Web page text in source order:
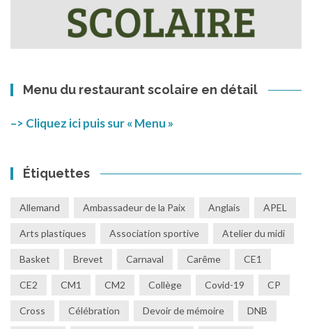
Menu du restaurant scolaire en détail
–> Cliquez ici puis sur « Menu »
Étiquettes
Allemand Ambassadeur de la Paix Anglais APEL
Arts plastiques Association sportive Atelier du midi
Basket Brevet Carnaval Carême CE1
CE2 CM1 CM2 Collège Covid-19 CP
Cross Célébration Devoir de mémoire DNB